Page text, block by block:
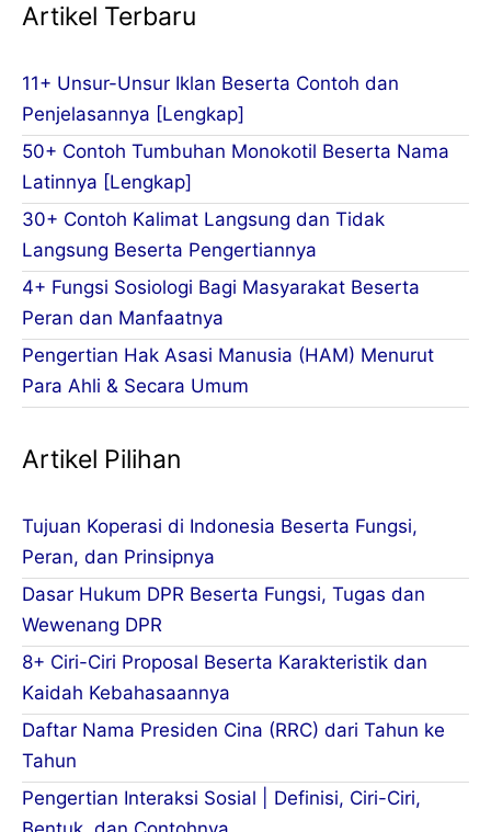
Artikel Terbaru
11+ Unsur-Unsur Iklan Beserta Contoh dan
Penjelasannya [Lengkap]
50+ Contoh Tumbuhan Monokotil Beserta Nama
Latinnya [Lengkap]
30+ Contoh Kalimat Langsung dan Tidak
Langsung Beserta Pengertiannya
4+ Fungsi Sosiologi Bagi Masyarakat Beserta
Peran dan Manfaatnya
Pengertian Hak Asasi Manusia (HAM) Menurut
Para Ahli & Secara Umum
Artikel Pilihan
Tujuan Koperasi di Indonesia Beserta Fungsi,
Peran, dan Prinsipnya
Dasar Hukum DPR Beserta Fungsi, Tugas dan
Wewenang DPR
8+ Ciri-Ciri Proposal Beserta Karakteristik dan
Kaidah Kebahasaannya
Daftar Nama Presiden Cina (RRC) dari Tahun ke
Tahun
Pengertian Interaksi Sosial | Definisi, Ciri-Ciri,